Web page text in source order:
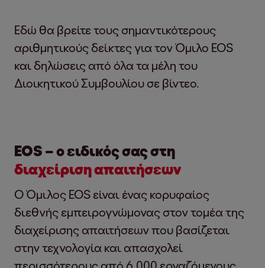
Εδώ θα βρείτε τους σημαντικότερους
αριθμητικούς δείκτες για τον Όμιλο EOS
και δηλώσεις από όλα τα μέλη του
Διοικητικού Συμβουλίου σε βίντεο.
EOS – ο ειδικός σας στη
διαχείριση απαιτήσεων
Ο Όμιλος EOS είναι ένας κορυφαίος
διεθνής εμπειρογνώμονας στον τομέα της
διαχείρισης απαιτήσεων που βασίζεται
στην τεχνολογία και απασχολεί
περισσότερους από 6.000 εργαζόμενους